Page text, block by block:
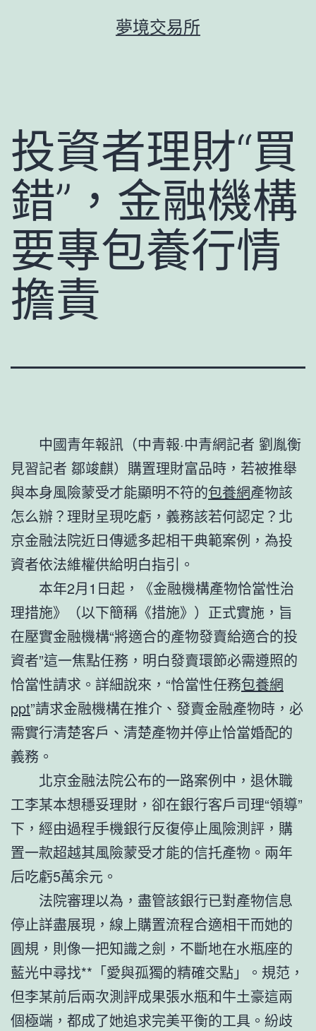
夢境交易所
投資者理財“買
錯”，金融機構
要專包養行情
擔責
中國青年報訊（中青報·中青網記者 劉胤衡
見習記者 鄒竣麒）購置理財富品時，若被推舉
與本身風險蒙受才能顯明不符的包養網產物該
怎么辦？理財呈現吃虧，義務該若何認定？北
京金融法院近日傳遞多起相干典範案例，為投
資者依法維權供給明白指引。
本年2月1日起，《金融機構產物恰當性治
理措施》（以下簡稱《措施》）正式實施，旨
在壓實金融機構“將適合的產物發賣給適合的投
資者”這一焦點任務，明白發賣環節必需遵照的
恰當性請求。詳細說來，“恰當性任務包養網
ppt”請求金融機構在推介、發賣金融產物時，必
需實行清楚客戶、清楚產物并停止恰當婚配的
義務。
北京金融法院公布的一路案例中，退休職
工李某本想穩妥理財，卻在銀行客戶司理“領導”
下，經由過程手機銀行反復停止風險測評，購
置一款超越其風險蒙受才能的信托產物。兩年
后吃虧5萬余元。
法院審理以為，盡管該銀行已對產物信息
停止詳盡展現，線上購置流程合適相干而她的
圓規，則像一把知識之劍，不斷地在水瓶座的
藍光中尋找**「愛與孤獨的精確交點」。規范，
但李某前后兩次測評成果張水瓶和牛土豪這兩
個極端，都成了她追求完美平衡的工具。紛歧